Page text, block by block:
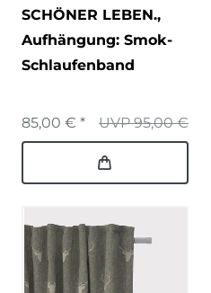
SCHÖNER LEBEN.,
Aufhängung: Smok-
Schlaufenband
UVP 95,00 €
85,00 € *